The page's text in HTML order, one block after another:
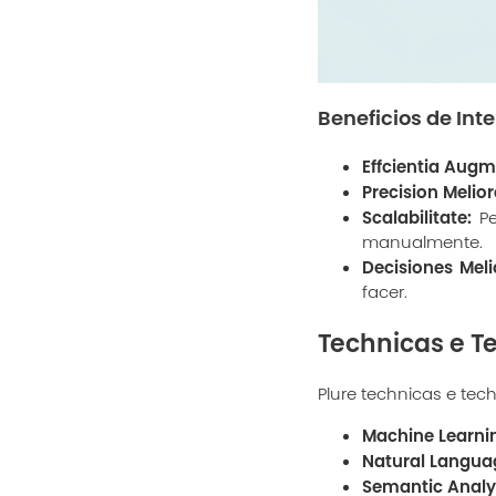
Beneficios de
Effcientia
Precision
Scalabilitate:
manualmente.
Decisiones
facer.
Technicas e
Plure technicas e
Machine
Natural
Semantic